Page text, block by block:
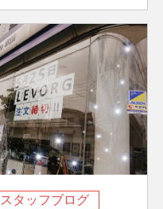
スタッフブログ